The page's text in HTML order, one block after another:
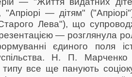
— дітям"
Лева"), що
— розглянула
єдиного поля
Н. П.
все ще панують